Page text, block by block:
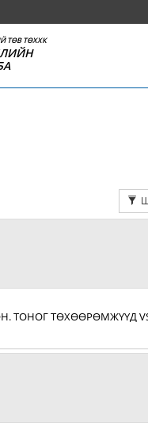
ТӨВ ТӨХХК
ТОНОГ ТӨХӨӨРӨМЖҮҮД